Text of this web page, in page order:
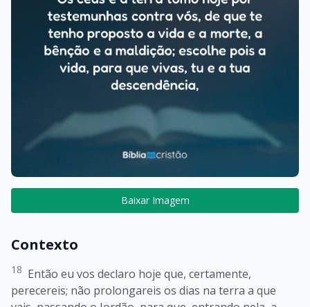
Baixar Imagem
Contexto
18 Então eu vos declaro hoje que, certamente,
perecereis; não prolongareis os dias na terra a que